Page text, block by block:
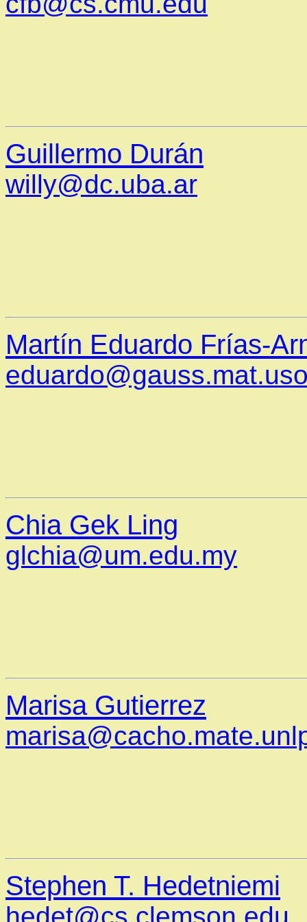
Guillermo Durán
willy@dc.uba.ar
Martín Eduardo Frías-
Chia Gek Ling
glchia@um.edu.my
Marisa Gutierrez
Stephen T. Hedetniemi
hedet@cs.clemson.edu